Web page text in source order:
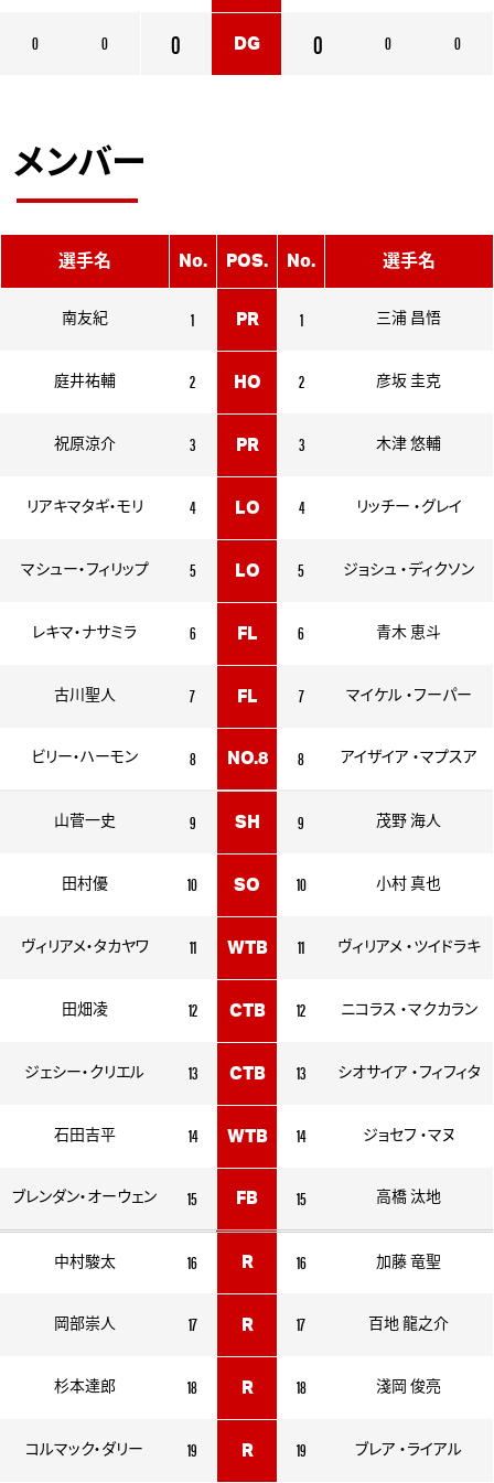
0 0
0
DG 0 0 0
メンバー
選手名 No. POS. No. 選手名
南友紀 1 PR 1 三浦 昌悟
庭井祐輔 2 HO 2 彦坂 圭克
祝原涼介 3 PR 3 木津 悠輔
リアキマタギ・モリ 4 LO 4 リッチー ・グレイ
マシュー・フィリップ 5 LO 5 ジョシュ ・ディクソン
レキマ・ナサミラ 6 FL 6 青木 恵斗
古川聖人 7 FL 7 マイケル ・フーパー
ビリー・ハーモン 8 NO.8 8 アイザイア ・マプスア
山菅一史 9 SH 9 茂野 海人
田村優 10 SO 10 小村 真也
ヴィリアメ・タカヤワ 11 WTB 11 ヴィリアメ ・ツイドラキ
田畑凌 12 CTB 12 ニコラス ・マクカラン
ジェシー・クリエル 13 CTB 13 シオサイア ・フィフィタ
石田吉平 14 WTB 14 ジョセフ ・マヌ
ブレンダン・オーウェン 15 FB 15 高橋 汰地
中村駿太 16 R 16 加藤 竜聖
岡部崇人 17 R 17 百地 龍之介
杉本達郎 18 R 18 淺岡 俊亮
コルマック・ダリー 19 R 19 ブレア ・ライアル